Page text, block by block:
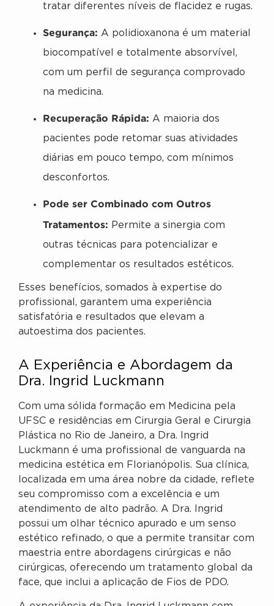
tratar diferentes níveis de flacidez e rugas.
Segurança: A polidioxanona é um material
biocompatível e totalmente absorvível,
com um perfil de segurança comprovado
na medicina.
Recuperação Rápida: A maioria dos
pacientes pode retomar suas atividades
diárias em pouco tempo, com mínimos
desconfortos.
Pode ser Combinado com Outros
Tratamentos: Permite a sinergia com
outras técnicas para potencializar e
complementar os resultados estéticos.
Esses benefícios, somados à expertise do
profissional, garantem uma experiência
satisfatória e resultados que elevam a
autoestima dos pacientes.
A Experiência e Abordagem da
Dra. Ingrid Luckmann
Com uma sólida formação em Medicina pela
UFSC e residências em Cirurgia Geral e Cirurgia
Plástica no Rio de Janeiro, a Dra. Ingrid
Luckmann é uma profissional de vanguarda na
medicina estética em Florianópolis. Sua clínica,
localizada em uma área nobre da cidade, reflete
seu compromisso com a excelência e um
atendimento de alto padrão. A Dra. Ingrid
possui um olhar técnico apurado e um senso
estético refinado, o que a permite transitar com
maestria entre abordagens cirúrgicas e não
cirúrgicas, oferecendo um tratamento global da
face, que inclui a aplicação de Fios de PDO.